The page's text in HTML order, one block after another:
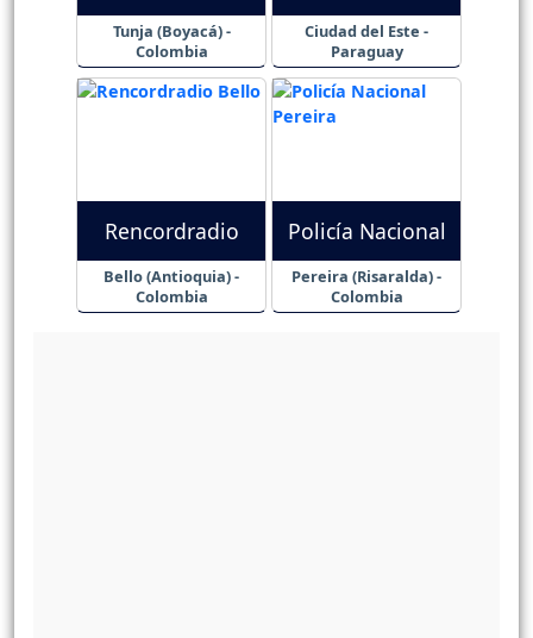
Tunja (Boyacá) -
Colombia
Ciudad del Este -
Paraguay
Rencordradio
Bello (Antioquia) -
Colombia
Policía Nacional
Pereira (Risaralda) -
Colombia